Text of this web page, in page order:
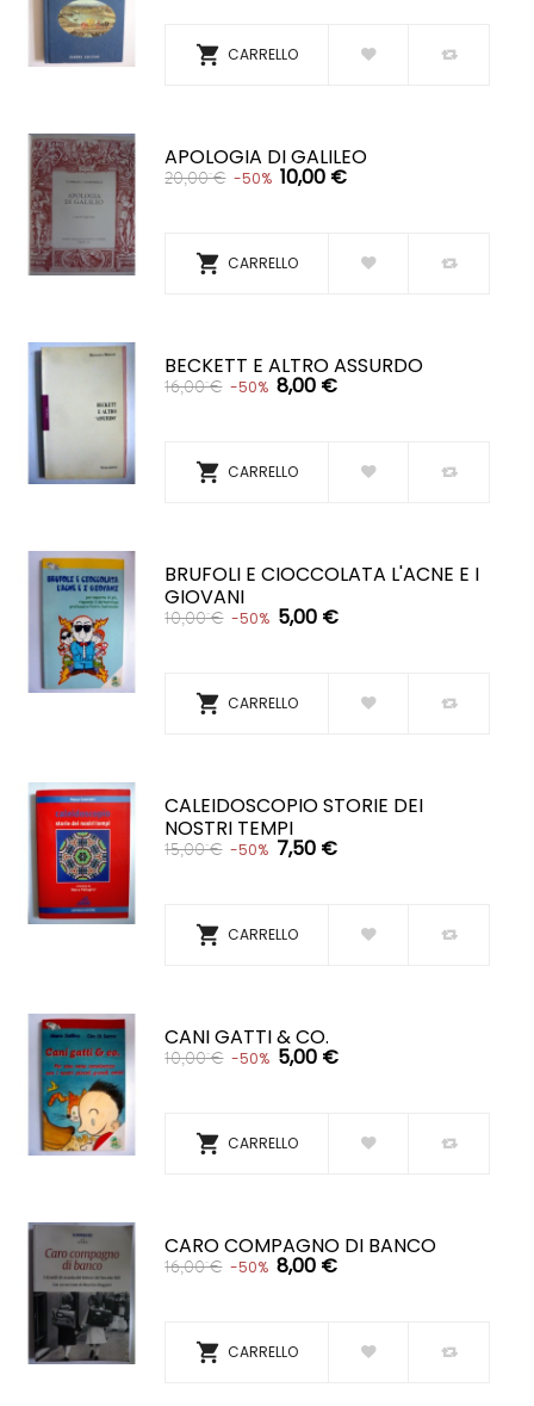
 CARRELLO
APOLOGIA DI GALILEO
20,00 € -50% 10,00 €
 CARRELLO
BECKETT E ALTRO ASSURDO
16,00 € -50% 8,00 €
 CARRELLO
BRUFOLI E CIOCCOLATA L'ACNE E I
GIOVANI
10,00 € -50% 5,00 €
 CARRELLO
CALEIDOSCOPIO STORIE DEI
NOSTRI TEMPI
15,00 € -50% 7,50 €
 CARRELLO
CANI GATTI & CO.
10,00 € -50% 5,00 €
 CARRELLO
CARO COMPAGNO DI BANCO
16,00 € -50% 8,00 €
 CARRELLO